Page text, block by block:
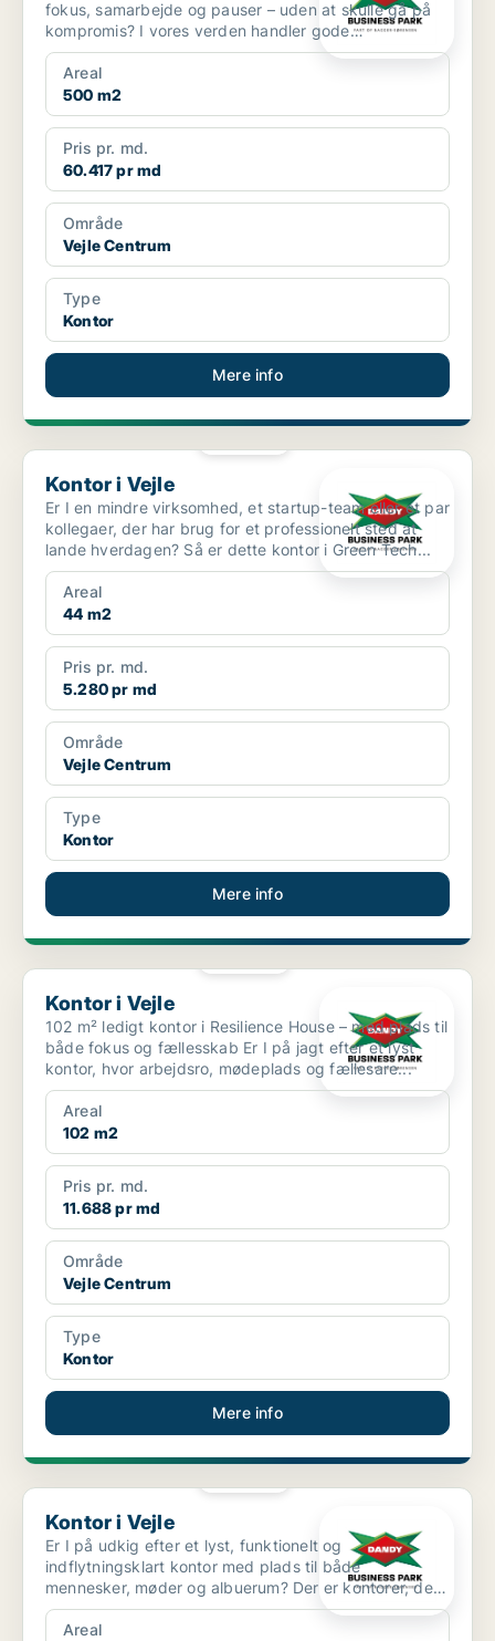
fokus, samarbejde og pauser – uden at skulle gå på
kompromis? I vores verden handler gode
kontorlokale...
Areal
500 m2
Pris pr. md.
60.417 pr md
Område
Vejle Centrum
Type
Kontor
Mere info
Kontor i Vejle
Kontor i Vejle
Er I en mindre virksomhed, et startup-team eller et par
kollegaer, der har brug for et professionelt sted at
lande hverdagen? Så er dette kontor i Green Tech...
Areal
44 m2
Pris pr. md.
5.280 pr md
Område
Vejle Centrum
Type
Kontor
Mere info
Kontor i Vejle
Kontor i Vejle
102 m² ledigt kontor i Resilience House – med plads til
både fokus og fællesskab Er I på jagt efter et lyst
kontor, hvor arbejdsro, mødeplads og fællesare...
Areal
102 m2
Pris pr. md.
11.688 pr md
Område
Vejle Centrum
Type
Kontor
Mere info
Kontor i Vejle
Kontor i Vejle
Er I på udkig efter et lyst, funktionelt og
indflytningsklart kontor med plads til både
mennesker, møder og albuerum? Der er kontorer, der
bare er kvadrat...
Areal